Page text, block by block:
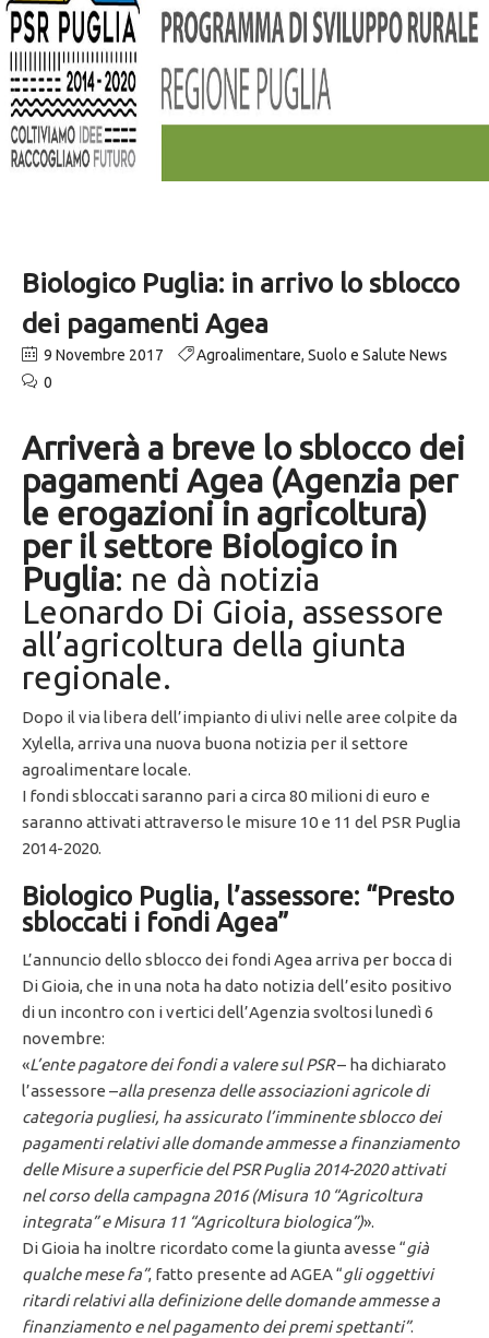
Biologico Puglia: in arrivo lo sblocco
dei pagamenti Agea
9 Novembre 2017 Agroalimentare, Suolo e Salute News
0
Arriverà a breve lo sblocco dei
pagamenti Agea (Agenzia per
le erogazioni in agricoltura)
per il settore Biologico in
Puglia: ne dà notizia
Leonardo Di Gioia, assessore
all’agricoltura della giunta
regionale.
Dopo il via libera dell’impianto di ulivi nelle aree colpite da
Xylella, arriva una nuova buona notizia per il settore
agroalimentare locale.
I fondi sbloccati saranno pari a circa 80 milioni di euro e
saranno attivati attraverso le misure 10 e 11 del PSR Puglia
2014-2020.
Biologico Puglia, l’assessore: “Presto
sbloccati i fondi Agea”
L’annuncio dello sblocco dei fondi Agea arriva per bocca di
Di Gioia, che in una nota ha dato notizia dell’esito positivo
di un incontro con i vertici dell’Agenzia svoltosi lunedì 6
novembre:
«L’ente pagatore dei fondi a valere sul PSR– ha dichiarato
l’assessore –alla presenza delle associazioni agricole di
categoria pugliesi, ha assicurato l’imminente sblocco dei
pagamenti relativi alle domande ammesse a finanziamento
delle Misure a superficie del PSR Puglia 2014-2020 attivati
nel corso della campagna 2016 (Misura 10 “Agricoltura
integrata” e Misura 11 “Agricoltura biologica”)».
Di Gioia ha inoltre ricordato come la giunta avesse “già
qualche mese fa”, fatto presente ad AGEA “gli oggettivi
ritardi relativi alla definizione delle domande ammesse a
finanziamento e nel pagamento dei premi spettanti”.